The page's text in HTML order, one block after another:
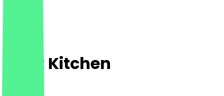
Prinz Kitchen